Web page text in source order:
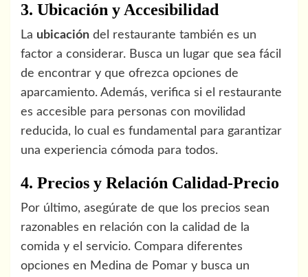
3. Ubicación y Accesibilidad
La ubicación del restaurante también es un
factor a considerar. Busca un lugar que sea fácil
de encontrar y que ofrezca opciones de
aparcamiento. Además, verifica si el restaurante
es accesible para personas con movilidad
reducida, lo cual es fundamental para garantizar
una experiencia cómoda para todos.
4. Precios y Relación Calidad-Precio
Por último, asegúrate de que los precios sean
razonables en relación con la calidad de la
comida y el servicio. Compara diferentes
opciones en Medina de Pomar y busca un